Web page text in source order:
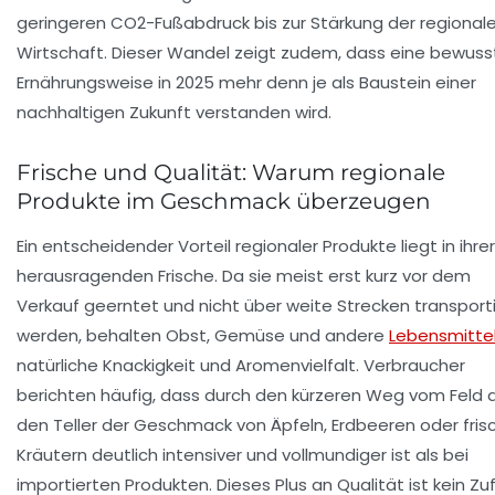
geringeren CO2-Fußabdruck bis zur Stärkung der
Wirtschaft. Dieser Wandel zeigt zudem, dass eine
Ernährungsweise in 2025 mehr denn je als Baustein einer
nachhaltigen Zukunft verstanden wird.
Frische und Qualität: Warum regionale
Produkte im Geschmack überzeugen
Ein entscheidender Vorteil regionaler Produkte liegt in ihrer
herausragenden Frische. Da sie meist erst kurz vor dem
Verkauf geerntet und nicht über weite Strecken
werden, behalten Obst, Gemüse und andere
natürliche Knackigkeit und Aromenvielfalt. Verbraucher
berichten häufig, dass durch den kürzeren Weg vom Feld
den Teller der Geschmack von Äpfeln, Erdbeeren oder
Kräutern deutlich intensiver und vollmundiger ist als bei
importierten Produkten. Dieses Plus an Qualität ist kein